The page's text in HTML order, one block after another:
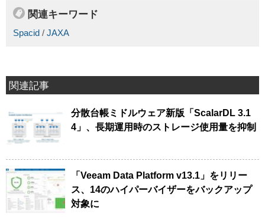
関連キーワード
Spacid / JAXA
関連記事
分散台帳ミドルウェア新版「ScalarDL 3.1
4」、長期運用時のストレージ使用量を抑制
「Veeam Data Platform v13.1」をリリー
ス、14のハイパーバイザーをバックアップ
対象に